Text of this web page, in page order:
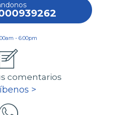
- 6:00pm
comentarios
>